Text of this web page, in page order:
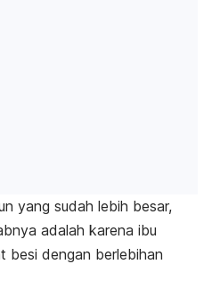
yang sudah lebih besar,
adalah karena ibu
besi dengan berlebihan